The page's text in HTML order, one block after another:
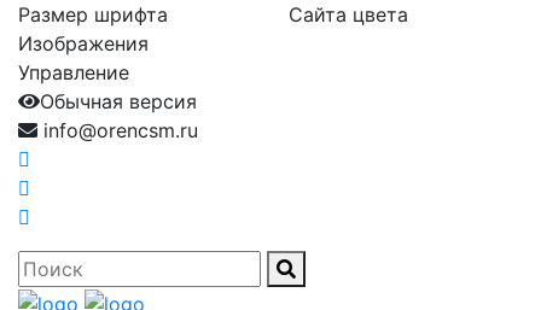
Размер шрифта
Сайта цвета
Изображения
Управление
Обычная версия
info@orencsm.ru